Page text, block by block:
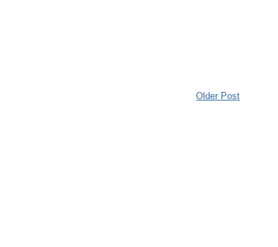
Older Post